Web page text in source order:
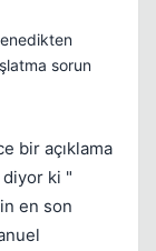
sorun
bir açıklama
diyor ki "
en son